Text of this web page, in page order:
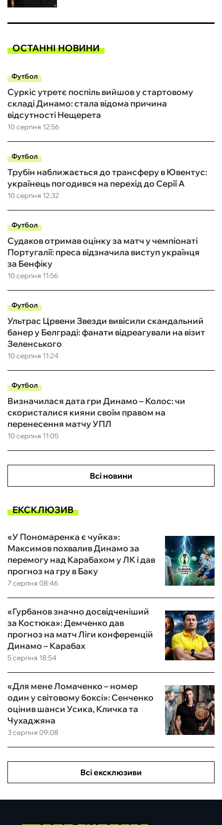
ОСТАННІ НОВИНИ
Футбол
10 серпня 12:56
Суркіс утретє поспіль вийшов у стартовому
складі Динамо: стала відома причина
відсутності Нещерета
Футбол
10 серпня 12:32
Трубін наближається до трансферу в Ювентус:
українець погодився на перехід до Серії А
Футбол
10 серпня 11:56
Судаков отримав оцінку за матч у чемпіонаті
Португалії: преса відзначила виступ українця
за Бенфіку
Футбол
10 серпня 11:24
Ультрас Црвени Звезди вивісили скандальний
банер у Белграді: фанати відреагували на візит
Зеленського
Футбол
10 серпня 11:05
Визначилася дата гри Динамо – Колос: чи
скористалися кияни своїм правом на
перенесення матчу УПЛ
Всі новини
ЕКСКЛЮЗИВ
7 серпня 08:46
«У Пономаренка є чуйка»:
Максимов похвалив Динамо за
перемогу над Карабахом у ЛК і дав
прогноз на гру в Баку
5 серпня 18:54
«Гурбанов значно досвідченіший
за Костюка»: Демченко дав
прогноз на матч Ліги конференцій
Динамо – Карабах
3 серпня 09:08
«Для мене Ломаченко – номер
один у світовому боксі»: Сенченко
оцінив шанси Усика, Кличка та
Чухаджяна
Всі ексклюзиви